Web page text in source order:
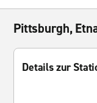
Pittsburgh,
Details zur